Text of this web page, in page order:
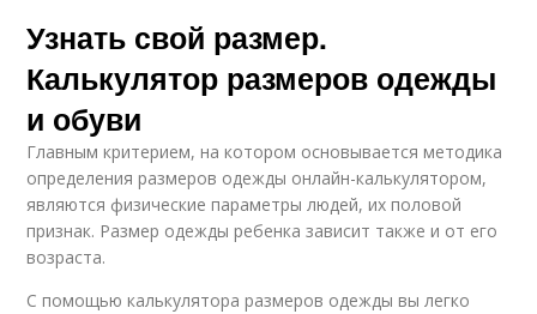
Узнать свой размер.
Калькулятор размеров одежды
и обуви
Главным критерием, на котором основывается методика
определения размеров одежды онлайн-калькулятором,
являются физические параметры людей, их половой
признак. Размер одежды ребенка зависит также и от его
возраста.
С помощью калькулятора размеров одежды вы легко